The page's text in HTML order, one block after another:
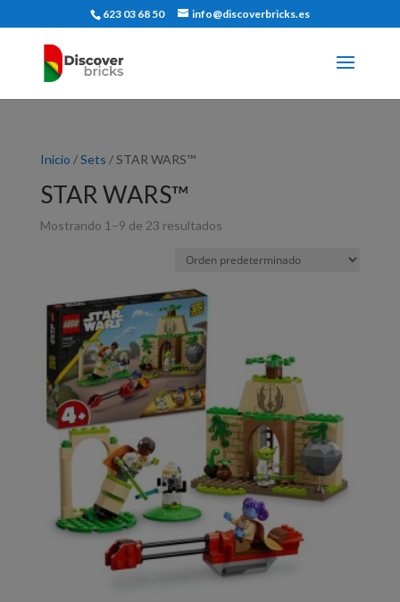
623 03 68 50 info@discoverbricks.es
Inicio /Sets / STAR WARS™
STAR WARS™
Mostrando 1–9 de 23 resultados